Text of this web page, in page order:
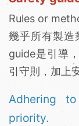
Rules or
幾乎所有製造
guide是引導
引守則，加上
Adhering
priority.